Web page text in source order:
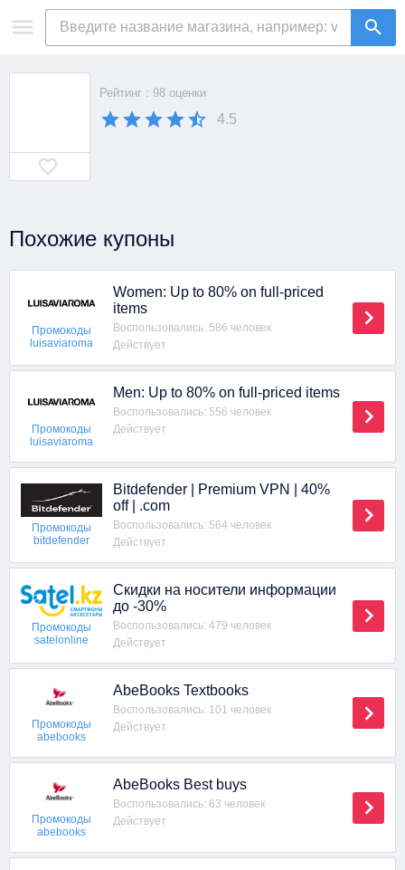
Рейтинг : 98 оценки
4.5
Похожие купоны
Промокоды
luisaviaroma
Women: Up to 80% on full-priced
items
Воспользовались: 586 человек
Действует
Промокоды
luisaviaroma
Men: Up to 80% on full-priced items
Воспользовались: 556 человек
Действует
Промокоды
bitdefender
Bitdefender | Premium VPN | 40%
off | .com
Воспользовались: 564 человек
Действует
Промокоды
satelonline
Скидки на носители информации
до -30%
Воспользовались: 479 человек
Действует
Промокоды
abebooks
AbeBooks Textbooks
Воспользовались: 101 человек
Действует
Промокоды
abebooks
AbeBooks Best buys
Воспользовались: 63 человек
Действует